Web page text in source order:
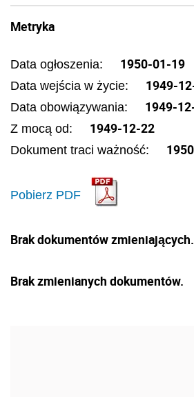
Metryka
Data ogłoszenia: 1950-01-19
Data wejścia w życie: 1949-
Data obowiązywania: 1949-
Z mocą od: 1949-12-22
Dokument traci ważność:
Pobierz PDF
Brak dokumentów zmieniających.
Brak zmienianych dokumentów.